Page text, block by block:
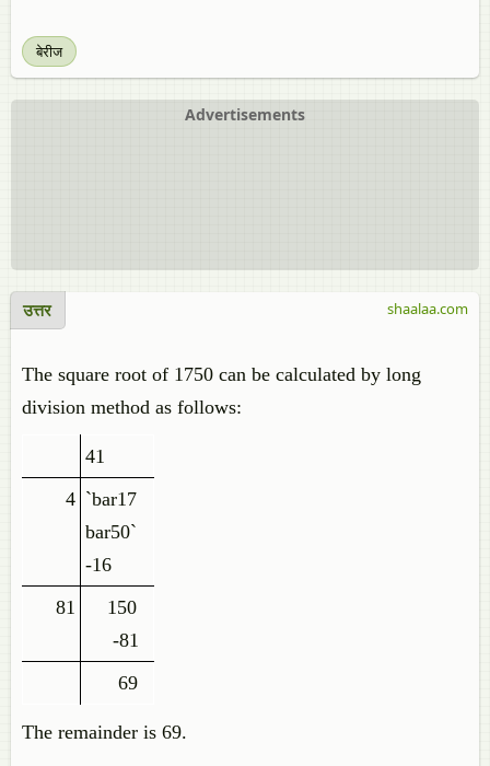
बेरीज
Advertisements
उत्तर
The square root of 1750 can be calculated by long
division method as follows:
41
4 `bar17
bar50`
-16
81
150
-81
69
The remainder is 69.
shaalaa.com